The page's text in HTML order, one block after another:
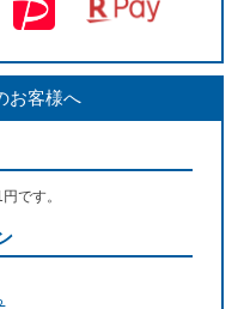
お客様へ
です。